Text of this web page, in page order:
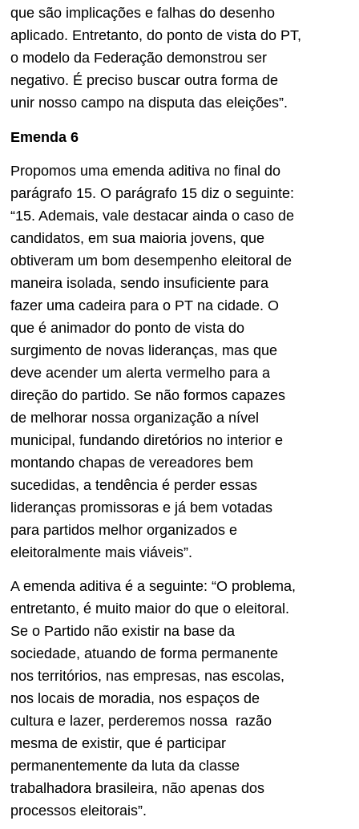
que são implicações e falhas do desenho
aplicado. Entretanto, do ponto de vista do PT,
o modelo da Federação demonstrou ser
negativo. É preciso buscar outra forma de
unir nosso campo na disputa das eleições”.
Emenda 6
Propomos uma emenda aditiva no final do
parágrafo 15. O parágrafo 15 diz o seguinte:
“15. Ademais, vale destacar ainda o caso de
candidatos, em sua maioria jovens, que
obtiveram um bom desempenho eleitoral de
maneira isolada, sendo insuficiente para
fazer uma cadeira para o PT na cidade. O
que é animador do ponto de vista do
surgimento de novas lideranças, mas que
deve acender um alerta vermelho para a
direção do partido. Se não formos capazes
de melhorar nossa organização a nível
municipal, fundando diretórios no interior e
montando chapas de vereadores bem
sucedidas, a tendência é perder essas
lideranças promissoras e já bem votadas
para partidos melhor organizados e
eleitoralmente mais viáveis”.
A emenda aditiva é a seguinte: “O problema,
entretanto, é muito maior do que o eleitoral.
Se o Partido não existir na base da
sociedade, atuando de forma permanente
nos territórios, nas empresas, nas escolas,
nos locais de moradia, nos espaços de
cultura e lazer, perderemos nossa razão
mesma de existir, que é participar
permanentemente da luta da classe
trabalhadora brasileira, não apenas dos
processos eleitorais”.